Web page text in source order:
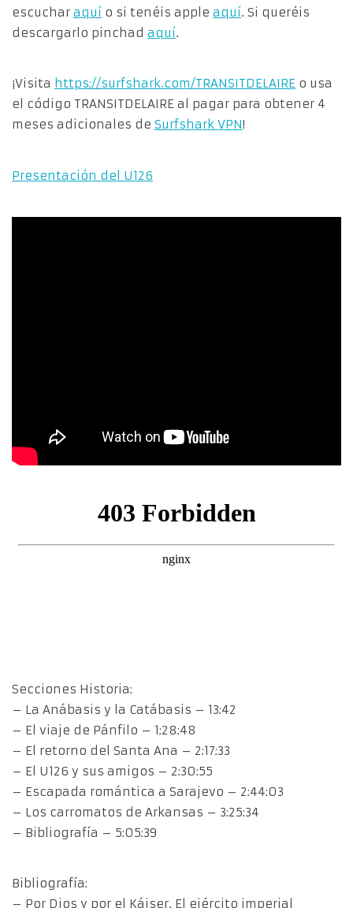
escuchar aquí o si tenéis apple aquí. Si queréis
descargarlo pinchad aquí.
¡Visita https://surfshark.com/TRANSITDELAIRE o usa
el código TRANSITDELAIRE al pagar para obtener 4
meses adicionales de Surfshark VPN!
Presentación del U126
Secciones Historia:
– La Anábasis y la Catábasis – 13:42
– El viaje de Pánfilo – 1:28:48
– El retorno del Santa Ana – 2:17:33
– El U126 y sus amigos – 2:30:55
– Escapada romántica a Sarajevo – 2:44:03
– Los carromatos de Arkansas – 3:25:34
– Bibliografía – 5:05:39
Bibliografía:
– Por Dios y por el Káiser. El ejército imperial